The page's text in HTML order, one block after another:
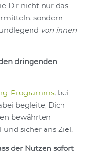
Dir nicht nur das
sondern
von innen
dringenden
Programms, bei
begleite, Dich
bewährten
sicher ans Ziel.
der Nutzen sofort